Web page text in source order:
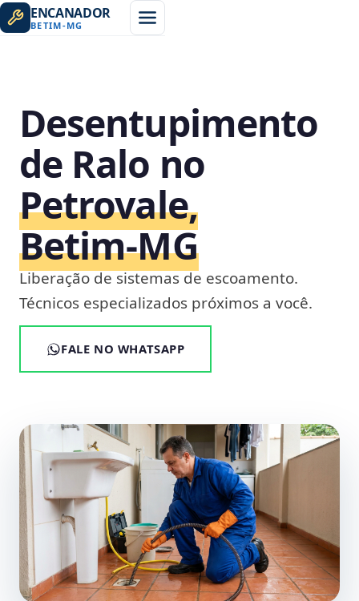
ENCANADOR
BETIM-MG
Desentupimento
de Ralo no
Petrovale,
Betim‑MG
Liberação de sistemas de escoamento.
Técnicos especializados próximos a você.
FALE NO WHATSAPP